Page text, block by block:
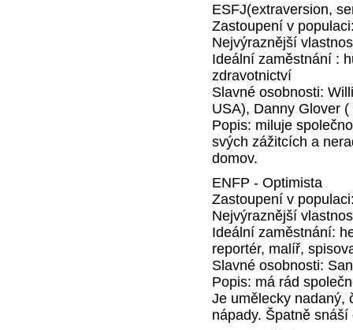
ESFJ(extraversion,
Zastoupení v
Nejvýraznější
Ideální zaměstnání :
zdravotnictví
Slavné osobnosti:
USA), Danny Glover
Popis: miluje
svých zážitcích a
domov.
ENFP - Optimista
Zastoupení v
Nejvýraznější
Ideální zaměstnání:
reportér, malíř,
Slavné osobnosti:
Popis: má rád
Je umělecky nadaný,
nápady. Špatně